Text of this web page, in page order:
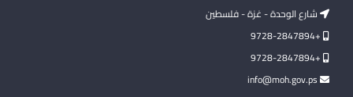
شارع الوحدة - غزة - فلسطين
+9728-2847894
+9728-2847894